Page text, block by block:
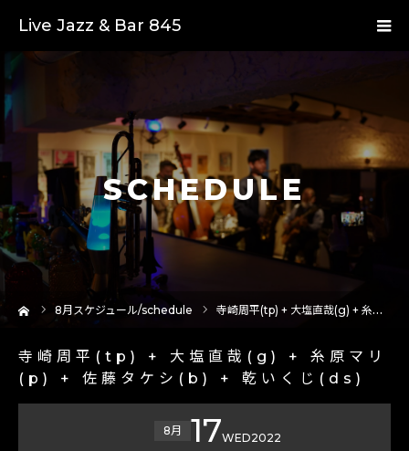
Live Jazz & Bar 845
SCHEDULE
8月スケジュール/schedule 寺崎周平(tp) + 大塩直哉(g) + 糸原マリ(p) + 佐藤タケシ(b) + 乾いくじ(ds)
寺崎周平(tp) + 大塩直哉(g) + 糸原マリ
(p) + 佐藤タケシ(b) + 乾いくじ(ds)
8月 17WED2022